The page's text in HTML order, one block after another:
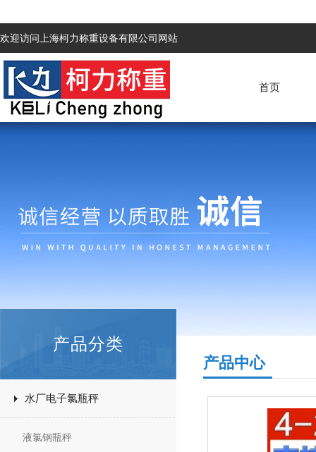
欢迎访问上海柯力称重设备有限公司网站
首页
产品分类
水厂电子氯瓶秤
液氯钢瓶秤
产品中心